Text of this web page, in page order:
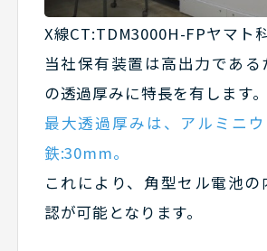
X線CT:TDM3000H-FPヤマト
当社保有装置は高出力である
の透過厚みに特長を有します。
最大透過厚みは、アルミニウ
鉄:30mm。
これにより、角型セル電池
認が可能となります。